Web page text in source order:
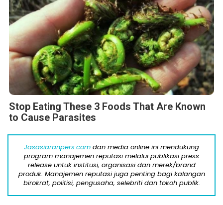
Stop Eating These 3 Foods That Are Known
to Cause Parasites
Jasasiaranpers.com dan media online ini mendukung
program manajemen reputasi melalui publikasi press
release untuk institusi, organisasi dan merek/brand
produk. Manajemen reputasi juga penting bagi kalangan
birokrat, politisi, pengusaha, selebriti dan tokoh publik.